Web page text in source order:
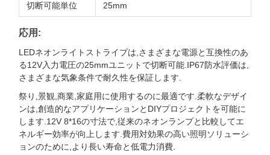
切断可能単位 25mm
応用:
LEDネオンライトストライプは,さまざまな電源と互換性のあ
る12V入力電圧の25mmユニットで切断可能.IP67防水評価は,
さまざまな気象条件で耐久性を保証します.
祭り,景観,商業,家庭用に使用するのに最適です.柔軟なデザイ
ンは,創造的なアプリケーションとDIYプロジェクトを可能に
します.12V 8*16の寸法で,従来のネオンランプと比較してエ
ネルギー効率が向上します.費用対効果の高い照明ソリューシ
ョンのために,より長い寿命と低電力消費.